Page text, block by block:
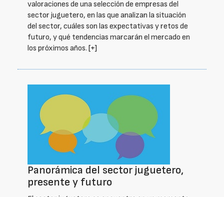
valoraciones de una selección de empresas del
sector juguetero, en las que analizan la situación
del sector, cuáles son las expectativas y retos de
futuro, y qué tendencias marcarán el mercado en
los próximos años. [+]
Panorámica del sector juguetero,
presente y futuro